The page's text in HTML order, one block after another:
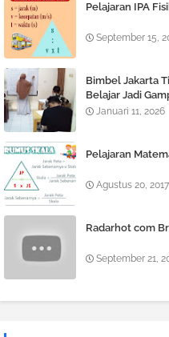
Pelajaran IPA
September 15,
Bimbel Jakarta
Belajar Jadi
Januari 11, 2026
Pelajaran
Agustus 20, 2017
Radarhot com
September 21,